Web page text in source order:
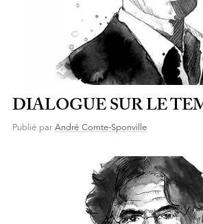
DIALOGUE SUR LE
Publié par André Comte-Sponville